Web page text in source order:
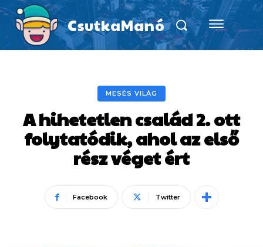
CsutkaManó
MESÉS VILÁG
A hihetetlen család 2. ott
folytatódik, ahol az első
rész véget ért
Facebook Twitter